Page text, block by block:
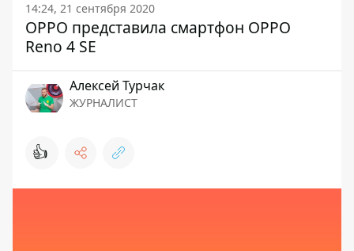
14:24, 21 сентября 2020
OPPO представила смартфон OPPO
Reno 4 SE
Алексей Турчак
ЖУРНАЛИСТ
👍